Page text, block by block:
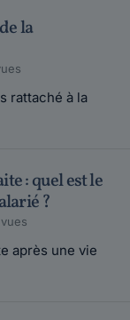
la
rattaché à la
: quel est le
?
après une vie